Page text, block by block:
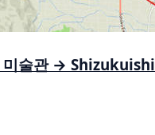
미술관 → Shizukuishi